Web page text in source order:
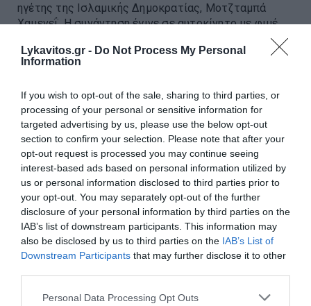
Lykavitos.gr - Do Not Process My Personal
Information
If you wish to opt-out of the sale, sharing to third parties, or
processing of your personal or sensitive information for
targeted advertising by us, please use the below opt-out
section to confirm your selection. Please note that after your
opt-out request is processed you may continue seeing
interest-based ads based on personal information utilized by
us or personal information disclosed to third parties prior to
your opt-out. You may separately opt-out of the further
disclosure of your personal information by third parties on the
IAB’s list of downstream participants. This information may
also be disclosed by us to third parties on the IAB’s List of
Downstream Participants that may further disclose it to other
Please note that this website/app uses one or more Google
Personal Data Processing Opt Outs
ηγέτης της Ισλαμικής Δημοκρατίας, Μοτζταμπά
Χαμενεΐ. Η συνάντηση έγινε σε αυτοκίνητο με φιμέ
19:18 | 06 Αυγούστου 2026 Πλανήτης